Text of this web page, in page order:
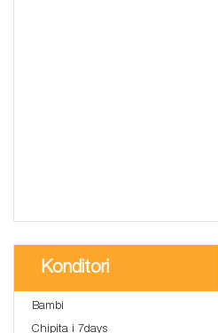
Konditori
Bambi
Chipita i 7days